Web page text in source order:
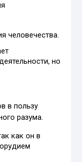
человечества.
но
в пользу
разума.
как он в